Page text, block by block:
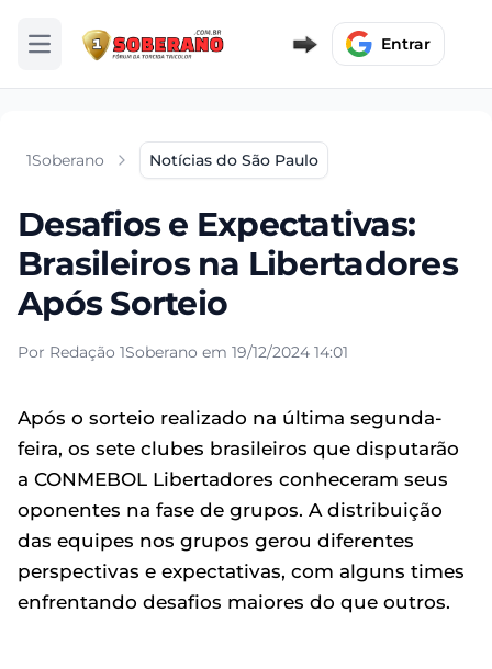
Abrir menu Entrar
1Soberano Notícias do São Paulo
Desafios e Expectativas:
Brasileiros na Libertadores
Após Sorteio
Por Redação 1Soberano em 19/12/2024 14:01
Após o sorteio realizado na última segunda-
feira, os sete clubes brasileiros que disputarão
a CONMEBOL Libertadores conheceram seus
oponentes na fase de grupos. A distribuição
das equipes nos grupos gerou diferentes
perspectivas e expectativas, com alguns times
enfrentando desafios maiores do que outros.